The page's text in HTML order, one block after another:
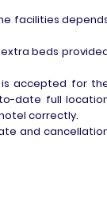
facilities
beds
accepted for
date full
correctly.
and